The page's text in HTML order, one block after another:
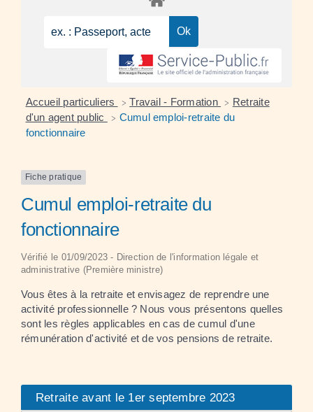
Accueil particuliers > Travail - Formation > Retraite
d'un agent public
> Cumul emploi-retraite du
fonctionnaire
Fiche pratique
Cumul emploi-retraite du
fonctionnaire
Vérifié le 01/09/2023 - Direction de l'information légale et
administrative (Première ministre)
Vous êtes à la retraite et envisagez de reprendre une
activité professionnelle ? Nous vous présentons quelles
sont les règles applicables en cas de cumul d'une
rémunération d'activité et de vos pensions de retraite.
Retraite avant le 1er septembre 2023